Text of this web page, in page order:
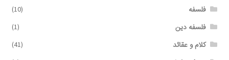
فلسفه (10)
فلسفه دین (1)
کلام و عقائد (41)